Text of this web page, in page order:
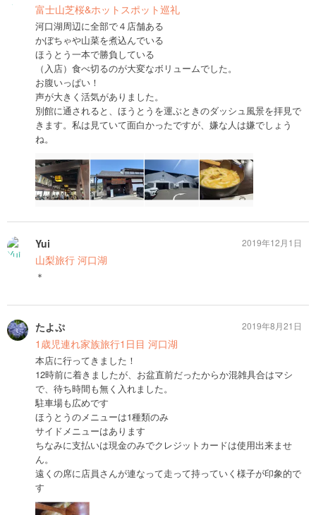
富士山芝桜&ホットスポット巡礼
河口湖周辺に全部で４店舗ある
かぼちゃや山菜を煮込んでいる
ほうとう一本で勝負している
（入店）食べ切るのが大変なボリュームでした。
お腹いっぱい！
声が大きく活気がありました。
別館に通されると、ほうとうを運ぶときのダッシュ風景を拝見で
きます。私は見ていて面白かったですが、嫌な人は嫌でしょう
ね。
Yui
山梨旅行 河口湖
＊
2019年12月1日
たよぷ
1歳児連れ家族旅行1日目 河口湖
本店に行ってきました！
12時前に着きましたが、お盆直前だったからか混雑具合はマシ
で、待ち時間も無く入れました。
駐車場も広めです
ほうとうのメニューは1種類のみ
サイドメニューはあります
ちなみに支払いは現金のみでクレジットカードは使用出来ませ
ん。
遠くの席に店員さんが連なって走って持っていく様子が印象的で
す
2019年8月21日